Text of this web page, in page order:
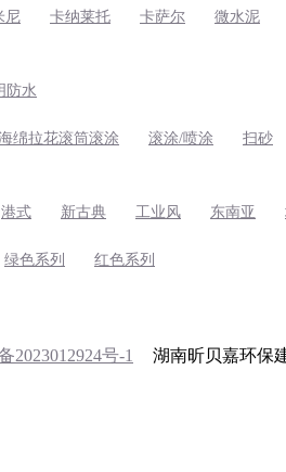
尼 卡纳莱托 卡萨尔 微水泥
防水
绵拉花滚筒滚涂 滚涂/喷涂 扫砂
港式 新古典 工业风 东南亚
绿色系列 红色系列
2023012924号-1 湖南昕贝嘉环保